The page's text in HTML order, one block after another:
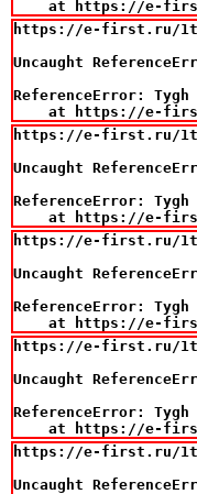
at https://e-
https://e-first.ru/1tb-
Uncaught
ReferenceError:
at https://e-
https://e-first.ru/1tb-
Uncaught
ReferenceError:
at https://e-
https://e-first.ru/1tb-
Uncaught
ReferenceError:
at https://e-
https://e-first.ru/1tb-
Uncaught
ReferenceError:
at https://e-
https://e-first.ru/1tb-
Uncaught